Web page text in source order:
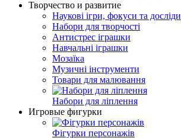
Творчество и развитие
Наукові ігри, фокуси та досліди
Набори для творчості
Антистрес іграшки
Навчальні іграшки
Мозаїка
Музичні інструменти
Товари для малювання
Набори для ліплення
Игровые фигурки
Фігурки персонажів